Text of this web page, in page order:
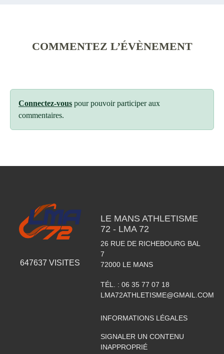
COMMENTEZ L’ÉVÈNEMENT
Connectez-vous pour pouvoir participer aux
commentaires.
647637 VISITES
LE MANS ATHLETISME
72 - LMA 72
26 RUE DE RICHEBOURG BAL
7
72000 LE MANS
TÉL. : 06 35 77 07 18
LMA72ATHLETISME@GMAIL.COM
INFORMATIONS LÉGALES
SIGNALER UN CONTENU
INAPPROPRIÉ